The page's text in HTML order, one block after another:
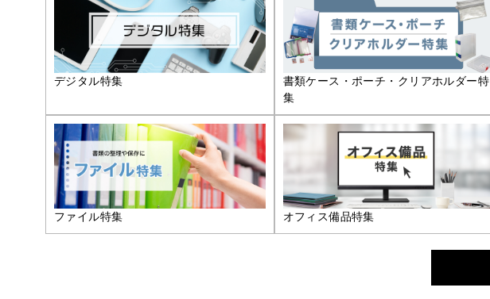
デジタル特集
書類ケース・ポーチ・クリアホルダー特
集
ファイル特集 オフィス備品特集